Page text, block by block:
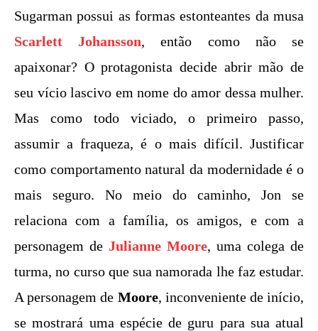
Sugarman possui as formas estonteantes da musa
Scarlett Johansson, então como não se
apaixonar? O protagonista decide abrir mão de
seu vício lascivo em nome do amor dessa mulher.
Mas como todo viciado, o primeiro passo,
assumir a fraqueza, é o mais difícil. Justificar
como comportamento natural da modernidade é o
mais seguro. No meio do caminho, Jon se
relaciona com a família, os amigos, e com a
personagem de Julianne Moore, uma colega de
turma, no curso que sua namorada lhe faz estudar.
A personagem de Moore, inconveniente de início,
se mostrará uma espécie de guru para sua atual